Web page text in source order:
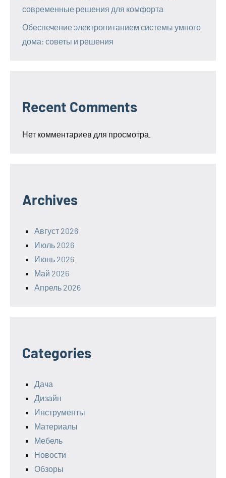
современные решения для комфорта
Обеспечение электропитанием системы умного
дома: советы и решения
Recent Comments
Нет комментариев для просмотра.
Archives
Август 2026
Июль 2026
Июнь 2026
Май 2026
Апрель 2026
Categories
Дача
Дизайн
Инструменты
Материалы
Мебель
Новости
Обзоры